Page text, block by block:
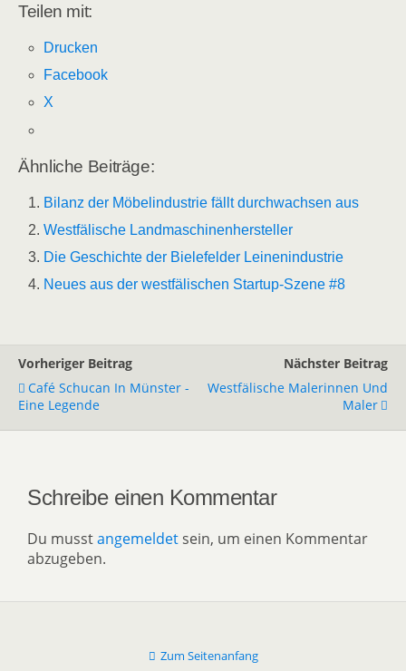
Teilen mit:
Drucken
Facebook
X
Ähnliche Beiträge:
Bilanz der Möbelindustrie fällt durchwachsen aus
Westfälische Landmaschinenhersteller
Die Geschichte der Bielefelder Leinenindustrie
Neues aus der westfälischen Startup-Szene #8
Vorheriger Beitrag
Café Schucan In Münster -
Eine Legende
Nächster Beitrag
Westfälische Malerinnen Und
Maler
Schreibe einen Kommentar
Du musstangemeldet sein, um einen Kommentar
abzugeben.
Zum Seitenanfang